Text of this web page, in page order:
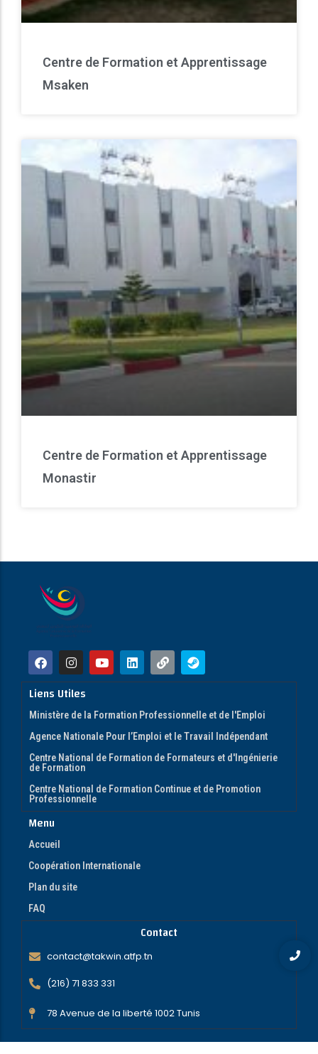
Centre de Formation et Apprentissage
Msaken
Centre de Formation et Apprentissage
Monastir
Liens Utiles
Ministère de la Formation Professionnelle et de l'Emploi
Agence Nationale Pour l’Emploi et le Travail Indépendant
Centre National de Formation de Formateurs et d'Ingénierie
de Formation
Centre National de Formation Continue et de Promotion
Professionnelle
Menu
Accueil
Coopération Internationale
Plan du site
FAQ
Contact
contact@takwin.atfp.tn
(216) 71 833 331
78 Avenue de la liberté 1002 Tunis